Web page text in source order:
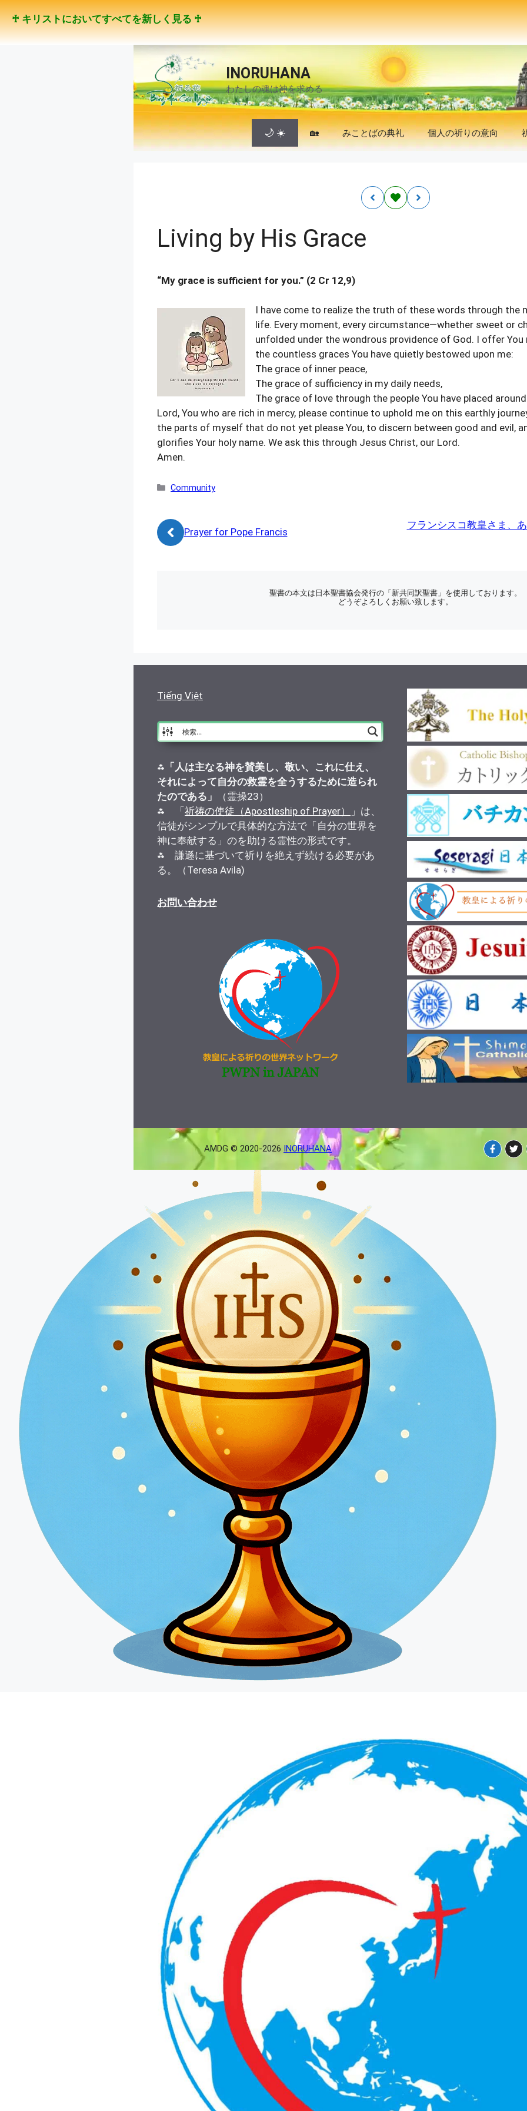
コ
ン
テ
♰ キリストにおいてすべてを新しく見る ♰
INORUHANA
わたしの魂は神を求める
🌙 ☀️ 🏡 みことばの典礼 個人の祈りの意向
Living by His Grace
“My grace is sufficient for you.” (2 Cr 12,9)
I have come to realize the truth of these words through the
life. Every moment, every circumstance—whether sweet or
unfolded under the wondrous providence of God. I offer
the countless graces You have quietly bestowed upon me:
The grace of inner peace,
The grace of sufficiency in my daily needs,
The grace of love through the people You have placed
Lord, You who are rich in mercy, please continue to uphold me on this earthly
the parts of myself that do not yet please You, to discern between good and evil,
glorifies Your holy name. We ask this through Jesus Christ, our Lord.
Amen.
カ
リ
ー
Community
Prayer for Pope Francis
フランシスコ教皇さま、
聖書の本文は日本聖書協会発行の「新共同訳聖書」を使用しております。
どうぞよろしくお願い致します。
Tiếng Việt
⁂ 「人は主なる神を賛美し、敬い、これに仕え、
それによって自分の救霊を全うするために造られ
たのである」
（霊操23）
⁂ 「祈祷の使徒（Apostleship of Prayer）
」は、
信徒がシンプルで具体的な方法で「自分の世界を
神に奉献する」のを助ける霊性の形式です。
⁂ 謙遜に基づいて祈りを絶えず続ける必要があ
る。（Teresa Avila)
お問い合わせ
AMDG © 2020-2026 INORUHANA